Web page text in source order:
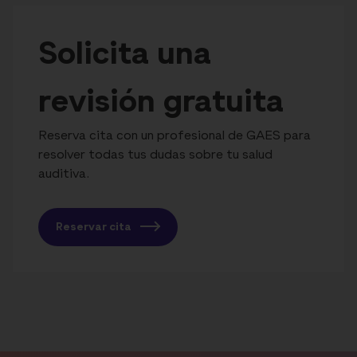
Solicita una
revisión gratuita
Reserva cita con un profesional de GAES para
resolver todas tus dudas sobre tu salud
auditiva.
Reservar cita